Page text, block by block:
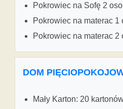
Pokrowiec na Sofę 2
Pokrowiec na materac 1
Pokrowiec na materac 2
DOM
Mały Karton: 20